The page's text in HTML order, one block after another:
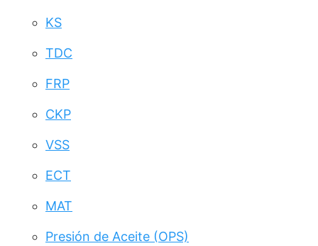
KS
TDC
FRP
CKP
VSS
ECT
MAT
Presión de Aceite (OPS)